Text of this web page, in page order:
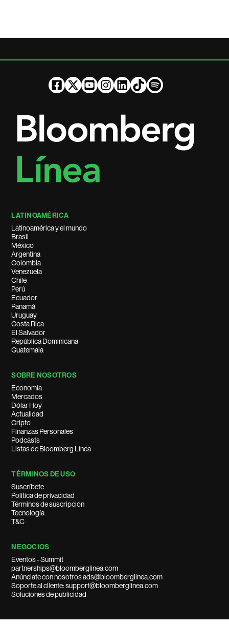
LATINOAMÉRICA
Latinoamérica y el mundo
Brasil
México
Argentina
Colombia
Venezuela
Chile
Perú
Ecuador
Panamá
Uruguay
Costa Rica
El Salvador
República Dominicana
Guatemala
SOBRE NOSOTROS
Economía
Mercados
Dólar Hoy
Actualidad
Cripto
Finanzas Personales
Podcasts
Listas de Bloomberg Línea
TÉRMINOS DE USO
Suscríbete
Política de privacidad
Términos de suscripción
Tecnología
T&C
NEGOCIOS
Eventos - Summit
partnerships@bloomberglinea.com
Anúnciate con nosotros ads@bloomberglinea.com
Soporte al cliente: support@bloomberglinea.com
Soluciones de publicidad